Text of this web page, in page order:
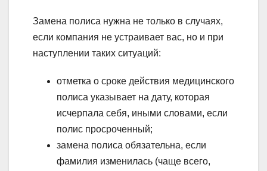
Замена полиса нужна не только в случаях,
если компания не устраивает вас, но и при
наступлении таких ситуаций:
отметка о сроке действия медицинского
полиса указывает на дату, которая
исчерпала себя, иными словами, если
полис просроченный;
замена полиса обязательна, если
фамилия изменилась (чаще всего,